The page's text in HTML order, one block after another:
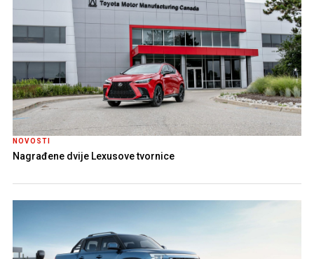
NOVOSTI
Nagrađene dvije Lexusove tvornice